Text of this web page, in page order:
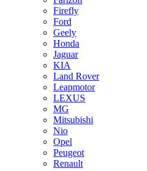
Firefly
Ford
Geely
Honda
Jaguar
KIA
Land Rover
Leapmotor
LEXUS
MG
Mitsubishi
Nio
Opel
Peugeot
Renault